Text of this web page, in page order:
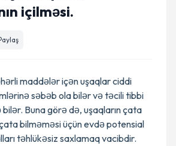
içilməsi.
maddələr içən uşaqlar ciddi
səbəb ola bilər və təcili tibbi
Buna görə də, uşaqların çata
bilməməsi üçün evdə potensial
təhlükəsiz saxlamaq vacibdir.